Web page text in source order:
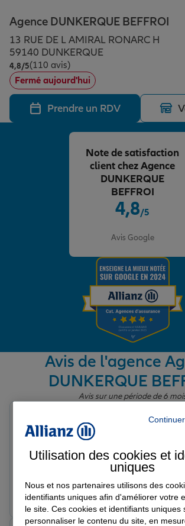
Assurance animal de compagnie
Protection juridique
Plan épargne retraite
Assurance vie
Placements financiers
Investissements immobiliers
Vos projets
Partir en vacances
Déménager
Changer de voiture
Préparer l’avenir
Conseil assurance
Garantie des accidents de la vie
Protection juridique
Retraite
Tous nos devis d'assurance
Agence DUNKERQUE BEFFROI
13 RUE DE L AMIRAL RONARC H
59140 DUNKERQUE
4,8/5Note de 4.8 sur 5
(110 avis)
Fermé aujourd'hui
Prendre un RDV
4,8/5
Avis Google
Note de satisfaction
client chez Agence
DUNKERQUE
BEFFROI
Avis de l'agence
DUNKERQUE
Avis sur une période de 6
Note de 5 sur 5
Le 30/04/2026 - Agence DUNKERQUE
Bonjour. Amabilité réactivite chaleureux
recommande fortement.
Prendre un RDV
Utilisation des cookies et
uniques
Nous et nos partenaires utilisons des
identifiants uniques afin d'améliorer votre
le site. Ces cookies et identifiants uniques
personnaliser le contenu du site, en